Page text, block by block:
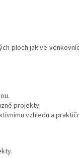
ploch jak ve
projekty.
vzhledu a